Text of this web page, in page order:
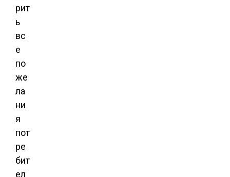
рит
ь
вс
е
по
же
ла
ни
я
пот
ре
бит
ел